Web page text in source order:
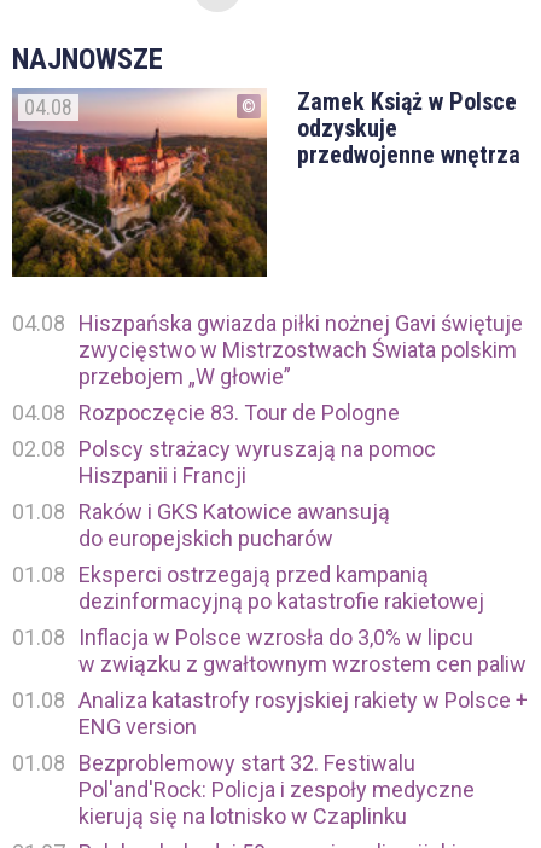
NAJNOWSZE
04.08
Zamek Książ w Polsce
odzyskuje
przedwojenne wnętrza
04.08
Hiszpańska gwiazda piłki nożnej Gavi świętuje
zwycięstwo w Mistrzostwach Świata polskim
przebojem „W głowie”
04.08
Rozpoczęcie 83. Tour de Pologne
02.08
Polscy strażacy wyruszają na pomoc
Hiszpanii i Francji
01.08
Raków i GKS Katowice awansują
do europejskich pucharów
01.08
Eksperci ostrzegają przed kampanią
dezinformacyjną po katastrofie rakietowej
01.08
Inflacja w Polsce wzrosła do 3,0% w lipcu
w związku z gwałtownym wzrostem cen paliw
01.08 Analiza katastrofy rosyjskiej rakiety w Polsce +
ENG version
01.08
Bezproblemowy start 32. Festiwalu
Pol'and'Rock: Policja i zespoły medyczne
kierują się na lotnisko w Czaplinku